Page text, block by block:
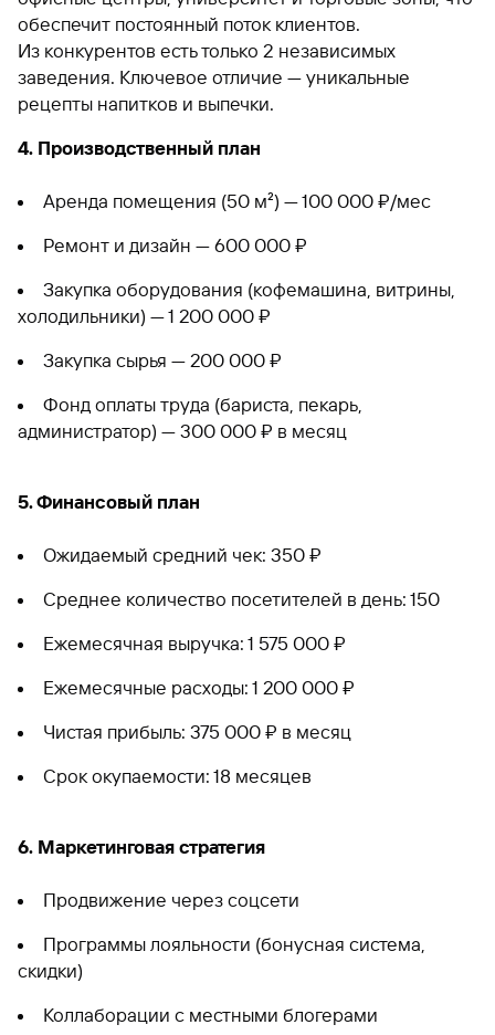
обеспечит постоянный поток клиентов.
Из конкурентов есть только 2 независимых
заведения. Ключевое отличие — уникальные
рецепты напитков и выпечки.
4. Производственный план
Аренда помещения (50 м²) — 100 000 ₽/мес
Ремонт и дизайн — 600 000 ₽
Закупка оборудования (кофемашина, витрины,
холодильники) — 1 200 000 ₽
Закупка сырья — 200 000 ₽
Фонд оплаты труда (бариста, пекарь,
администратор) — 300 000 ₽ в месяц
5. Финансовый план
Ожидаемый средний чек: 350 ₽
Среднее количество посетителей в день: 150
Ежемесячная выручка: 1 575 000 ₽
Ежемесячные расходы: 1 200 000 ₽
Чистая прибыль: 375 000 ₽ в месяц
Срок окупаемости: 18 месяцев
6. Маркетинговая стратегия
Продвижение через соцсети
Программы лояльности (бонусная система,
скидки)
Коллаборации с местными блогерами